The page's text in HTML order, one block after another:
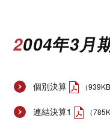
2004年3月
個別決算 （939KB
連結決算1 （